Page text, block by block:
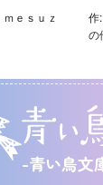
ｅｓｕｚ
作
の
-青い鳥文